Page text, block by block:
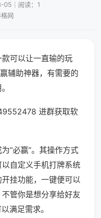
05｜阅读：1
网
可以让一直输的玩
辅助神器，有需要的
进群获取软
“必赢”。其操作方式
自定义手机打牌系统
挂功能，一键便可以
管你是想分享给好友
满足需求。